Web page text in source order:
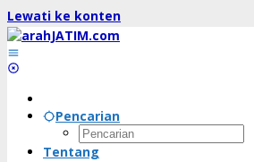
Lewati ke konten
Pencarian
Tentang